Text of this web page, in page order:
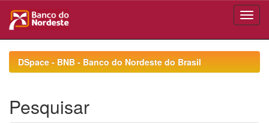
navigationDSpace - BNB - Banco do Nordeste do Brasil
Pesquisar